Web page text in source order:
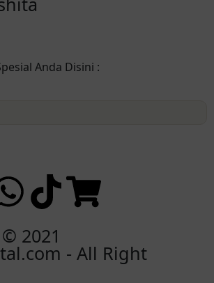
Anda Disini :
2021
- All Right